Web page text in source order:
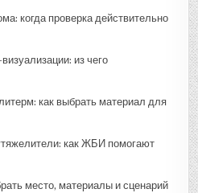
когда проверка действительно
из чего
как выбрать материал для
как ЖБИ помогают
место, материалы и сценарий